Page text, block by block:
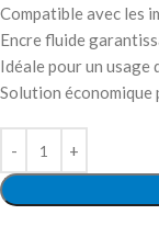
Compatible avec les
Encre fluide
Idéale pour un
Solution